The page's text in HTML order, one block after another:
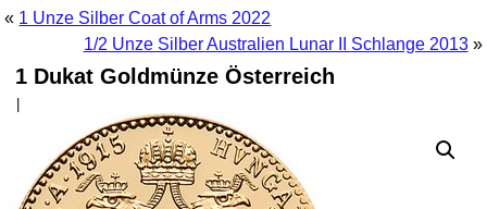
« 1 Unze Silber Coat of Arms 2022
1/2 Unze Silber Australien Lunar II Schlange 2013»
1 Dukat Goldmünze Österreich